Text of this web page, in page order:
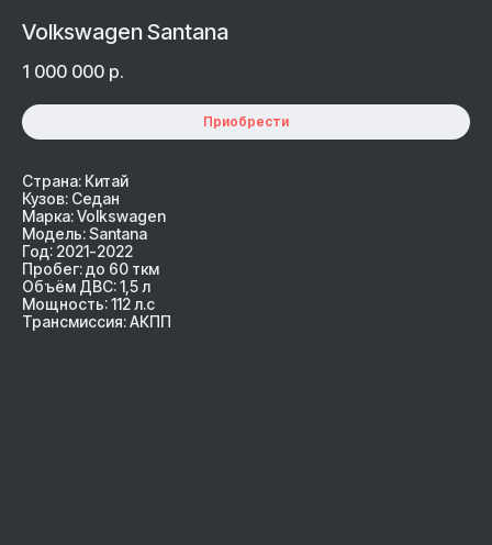
Volkswagen Santana
1 000 000 р.
Приобрести
Страна: Китай
Кузов: Седан
Марка: Volkswagen
Модель: Santana
Год: 2021-2022
Пробег: до 60 ткм
Объём ДВС: 1,5 л
Мощность: 112 л.с
Трансмиссия: АКПП